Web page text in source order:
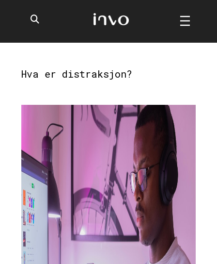
Hva er distraksjon?